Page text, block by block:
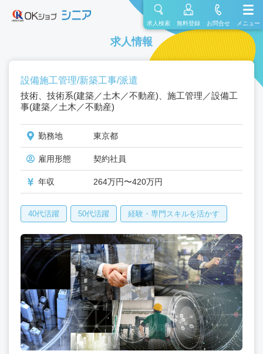
求人検索 無料登録 お問合せ メニュー
求人情報
設備施工管理/新築工事/派遣
技術、技術系(建築／土木／不動産)、施工管理／設備工
事(建築／土木／不動産)
勤務地 東京都
雇用形態 契約社員
年収 264万円〜420万円
40代活躍 50代活躍 経験・専門スキルを活かす